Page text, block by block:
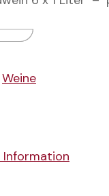
Weine
Information